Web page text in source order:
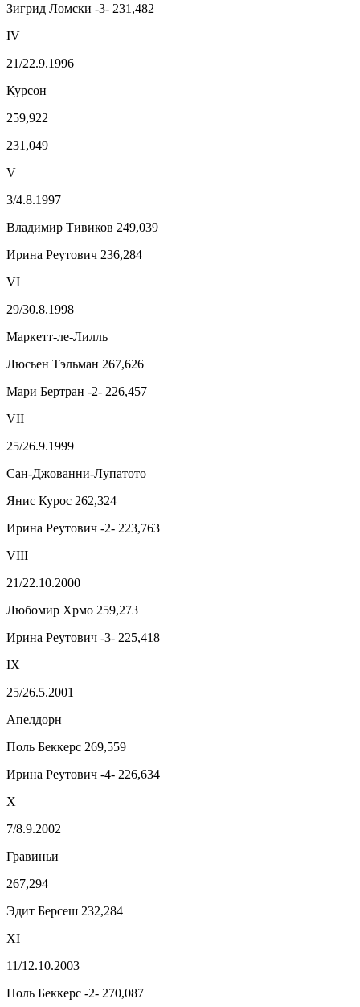
Зигрид Ломски -3- 231,482
IV
21/22.9.1996
Курсон
259,922
231,049
V
3/4.8.1997
Владимир Тивиков 249,039
Ирина Реутович 236,284
VI
29/30.8.1998
Маркетт-ле-Лилль
Люсьен Тэльман 267,626
Мари Бертран -2- 226,457
VII
25/26.9.1999
Сан-Джованни-Лупатото
Янис Курос 262,324
Ирина Реутович -2- 223,763
VIII
21/22.10.2000
Любомир Хрмо 259,273
Ирина Реутович -3- 225,418
IX
25/26.5.2001
Апелдорн
Поль Беккерс 269,559
Ирина Реутович -4- 226,634
X
7/8.9.2002
Гравиньи
267,294
Эдит Берсеш 232,284
XI
11/12.10.2003
Поль Беккерс -2- 270,087